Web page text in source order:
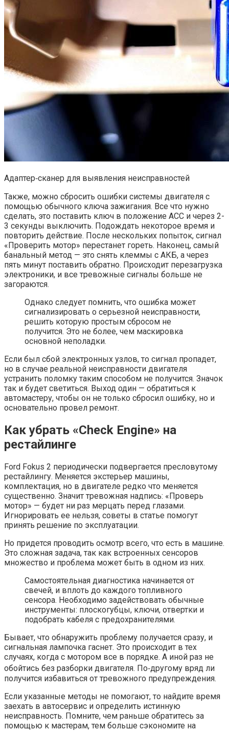
Адаптер‐сканер для выявления неисправностей
Также, можно сбросить ошибки системы двигателя с
помощью обычного ключа зажигания. Все что нужно
сделать, это поставить ключ в положение АСС и через 2-
3 секунды выключить. Подождать некоторое время и
повторить действие. После нескольких попыток, сигнал
«Проверить мотор» перестанет гореть. Наконец, самый
банальный метод — это снять клеммы с АКБ, а через
пять минут поставить обратно. Происходит перезагрузка
электроники, и все тревожные сигналы больше не
загораются.
Однако следует помнить, что ошибка может
сигнализировать о серьезной неисправности,
решить которую простым сбросом не
получится. Это не более, чем маскировка
основной неполадки.
Если был сбой электронных узлов, то сигнал пропадет,
но в случае реальной неисправности двигателя
устранить поломку таким способом не получится. Значок
так и будет светиться. Выход один — обратиться к
автомастеру, чтобы он не только сбросил ошибку, но и
основательно провел ремонт.
Как убрать «Check Engine» на
рестайлинге
Ford Fokus 2 периодически подвергается пресловутому
рестайлингу. Меняется экстерьер машины,
комплектация, но в двигателе редко что меняется
существенно. Значит тревожная надпись: «Проверь
мотор» — будет ни раз мерцать перед глазами.
Игнорировать ее нельзя, советы в статье помогут
принять решение по эксплуатации.
Но придется проводить осмотр всего, что есть в машине.
Это сложная задача, так как встроенных сенсоров
множество и проблема может быть в одном из них.
Самостоятельная диагностика начинается от
свечей, и вплоть до каждого топливного
сенсора. Необходимо задействовать обычные
инструменты: плоскогубцы, ключи, отвертки и
подобрать кабеля с предохранителями.
Бывает, что обнаружить проблему получается сразу, и
сигнальная лампочка гаснет. Это происходит в тех
случаях, когда с мотором все в порядке. А иной раз не
обойтись без разборки двигателя. По‐другому вряд ли
получится избавиться от тревожного предупреждения.
Если указанные методы не помогают, то найдите время
заехать в автосервис и определить истинную
неисправность. Помните, чем раньше обратитесь за
помощью к мастерам, тем больше сэкономите на